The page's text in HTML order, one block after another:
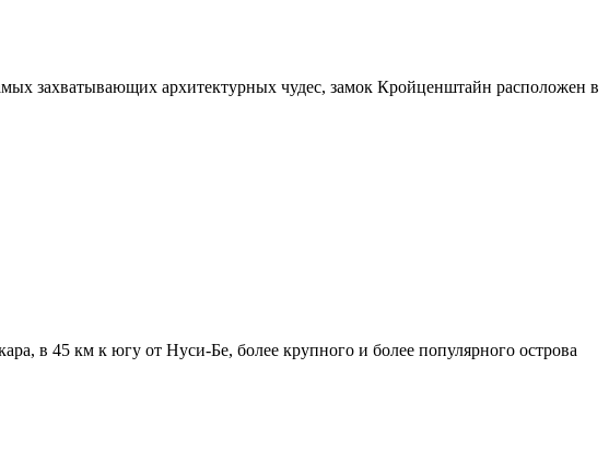
захватывающих архитектурных чудес, замок Кройценштайн расположен в
в 45 км к югу от Нуси-Бе, более крупного и более популярного острова